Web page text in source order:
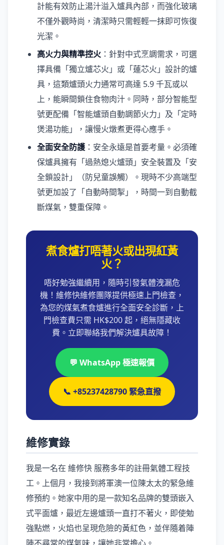
計能有效防止湯汁溢入爐具內部，而強化玻璃
不僅外觀時尚，清潔時只需輕輕一抹即可恢復
光潔。
高火力與精準控火 ：針對中式烹調需求，可選
擇具備「獨立爐芯火」或「蓮芯火」設計的爐
具，這類爐頭火力通常可高達 5.9 千瓦或以
上，能瞬間鎖住食物肉汁。同時，部分智能型
號更配備「智能爐頭自動調節火力」及「定時
煲湯功能」，讓慢火燉煮更得心應手。
全面安全防護 ：安全永遠是首要考量。必須確
保爐具擁有「過熱熄火爐頭」安全裝置及「安
全鎖設計」（防兒童誤觸）。現時不少高端型
號更加設了「自動時間掣」，時間一到自動截
斷煤氣，雙重保障。
煮食爐打唔著火或出現紅黃
火？
唔好勉強繼續用，隨時引發氣體洩漏危
機！維修快維修團隊提供極速上門檢查，
為您的煤氣煮食爐進行全面安全診斷，上
門檢查費只需 HK$200 起，絕無隱藏收
費。立即聯絡我們解決爐具故障！
💬 WhatsApp 極速報價
📞 +85237428790 緊急直撥
維修實錄
我是一名在 維修快 服務多年的註冊氣體工程技
工。上個月，我接到將軍澳一位陳太太的緊急維
修預約。她家中用的是一款知名品牌的雙頭嵌入
式平面爐，最近左邊爐頭一直打不著火，即使勉
強點燃，火焰也呈現危險的黃紅色，並伴隨着陣